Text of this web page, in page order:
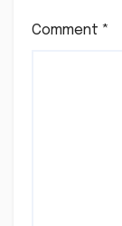
Comment *